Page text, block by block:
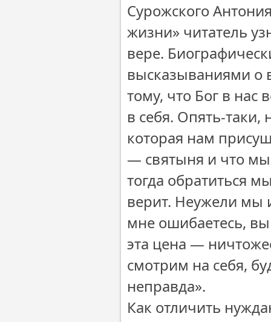
Сурожского
жизни» читатель
вере.
высказываниями о
тому, что Бог в нас
в себя. Опять-таки,
которая нам
— святыня и что
тогда обратиться
верит. Неужели мы
мне ошибаетесь,
эта цена —
смотрим на себя,
неправда».
Как отличить